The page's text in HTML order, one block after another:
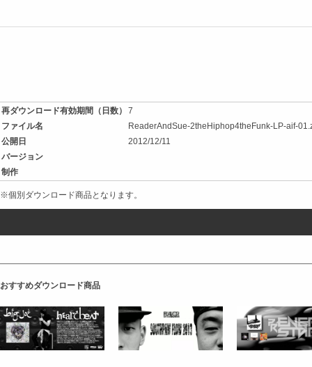
再ダウンロード有効期間（日数）
7
ファイル名
ReaderAndSue-2theHiphop4theFunk-LP-aif-
公開日
2012/12/11
バージョン
制作
※個別ダウンロード商品となります。
おすすめダウンロード商品